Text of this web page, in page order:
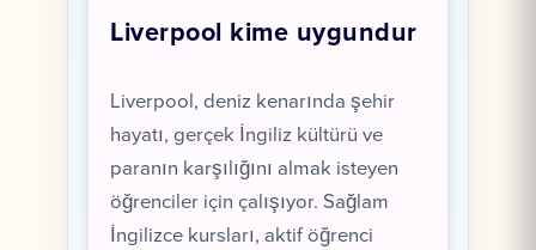
Liverpool kime uygundur
Liverpool, deniz kenarında şehir
hayatı, gerçek İngiliz kültürü ve
paranın karşılığını almak isteyen
öğrenciler için çalışıyor. Sağlam
İngilizce kursları, aktif öğrenci